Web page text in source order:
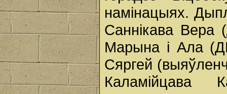
намінацыях.
Саннікава
Марына і Ала
Сяргей
Каламійцава